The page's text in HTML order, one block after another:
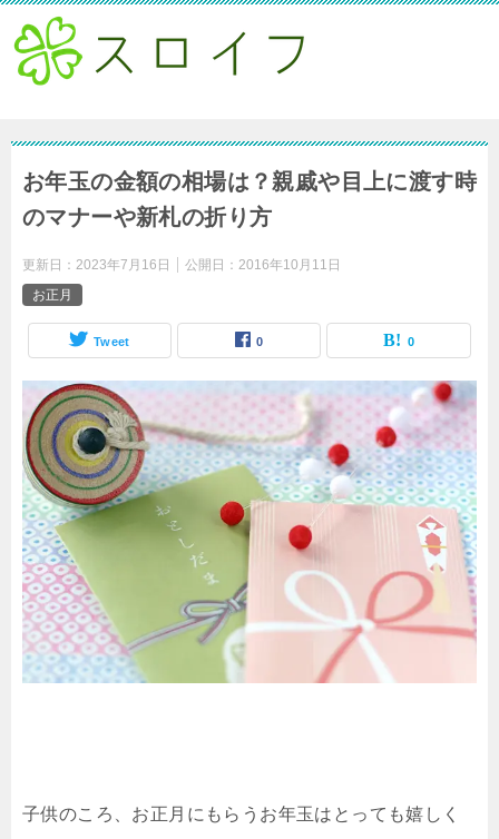
お年玉の金額の相場は？親戚や目上に渡す時
のマナーや新札の折り方
更新日： 2023年7月16日 公開日： 2016年10月11日
お正月
Tweet 0 0
子供のころ、お正月にもらうお年玉はとっても嬉しく